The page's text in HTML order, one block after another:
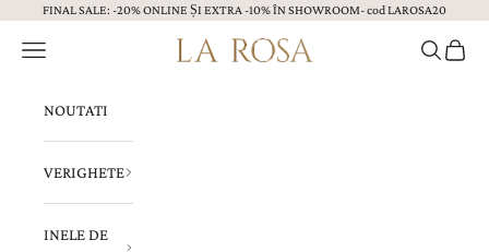
Sari la continut
FINAL SALE: -20% ONLINE ȘI EXTRA -10% ÎN SHOWROOM- cod LAROSA20
Bijuterii LA ROSA
Menu CautăCoș
NOUTATI
VERIGHETE
INELE DE